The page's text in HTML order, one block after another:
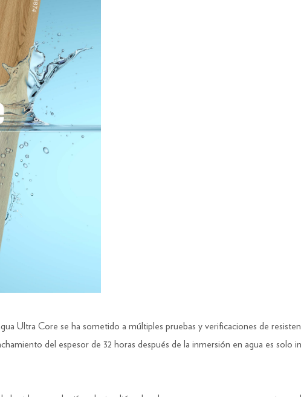
Ultra Core se ha sometido a múltiples pruebas y verificaciones de
del espesor de 32 horas después de la inmersión en agua es solo